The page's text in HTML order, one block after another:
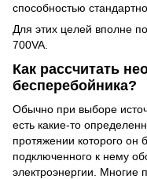
способностью
Для этих целей вполне
700VA
Как рассчитать
бесперебойника?
Обычно при выборе
есть какие-то
протяжении которого он
подключенного к нему
электроэнергии. Многие